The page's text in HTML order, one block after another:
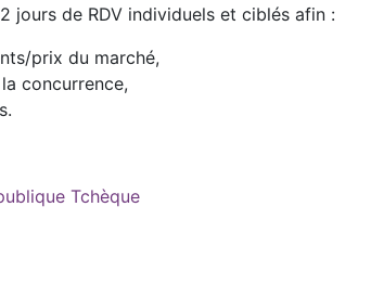
de RDV individuels et ciblés afin :
prix du marché,
concurrence,
Tchèque